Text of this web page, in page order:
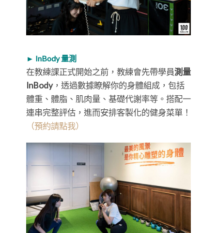
► InBody 量測
在教練課正式開始之前，教練會先帶學員測量
InBody，透過數據瞭解你的身體組成，包括
體重、體脂、肌肉量、基礎代謝率等。搭配一
連串完整評估，進而安排客製化的健身菜單！
（預約請點我）